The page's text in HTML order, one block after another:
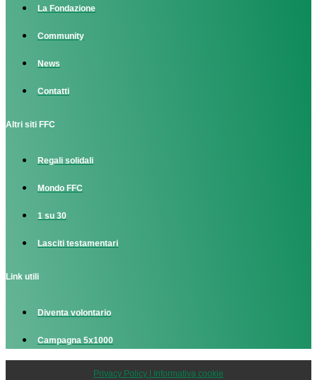
La Fondazione
Community
News
Contatti
Altri siti FFC
Regali solidali
Mondo FFC
1 su 30
Lasciti testamentari
Link utili
Diventa volontario
Campagna 5x1000
Privacy Policy | Informativa cookie